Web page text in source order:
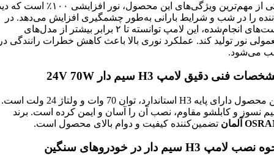
یکی از مهم‌ترین ویژگی‌های این محصول، نور افزایشی ۱۰۰٪ است
را در شب و شرایط بارانی به‌طور چشمگیری افزایش می‌دهد. در
تست‌های انجام‌شده، این لامپ توانسته تا ۲ برابر بیشتر از مدل‌های
نور تولید کند. عملکرد نوری بالا باعث کاهش خطرات رانندگی
می‌شود.
فنی دقیق لامپ سیم دار 24 V 70W
این محصول دارای پایه H3 استاندارد، توان 70 وات و ولتاژ 24 ولت است.
نسوز و کابلشو مقاوم، نصب آن را آسان و ایمن کرده است. برند
آلمان تضمین‌کننده کیفیت و دوام بالای محصول است.
نصب لامپ سیم دار در خودروهای سنگین